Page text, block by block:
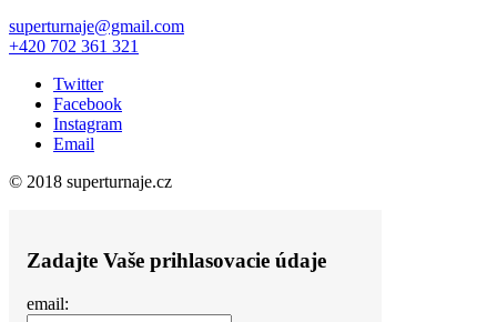
superturnaje@gmail.com
+420 702 361 321
Twitter
Facebook
Instagram
Email
© 2018 superturnaje.cz
Zadajte Vaše prihlasovacie údaje
email: